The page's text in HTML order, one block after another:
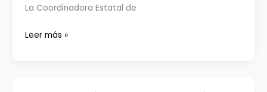
de
AVIV
La Coordinadora Estatal de
El
Leer más »